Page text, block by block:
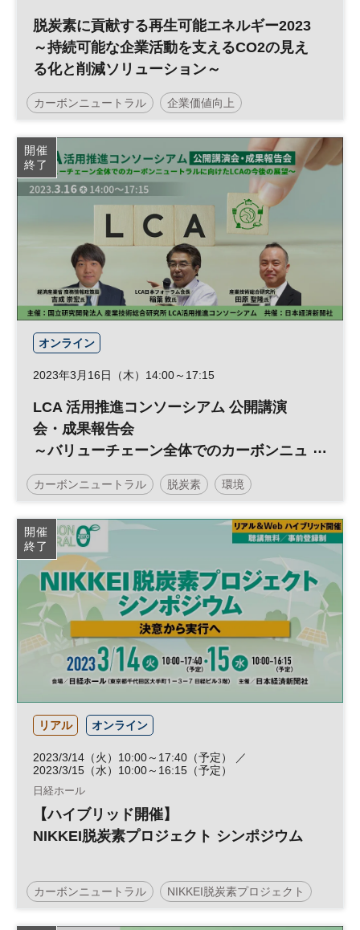
脱炭素に貢献する再生可能エネルギー2023
～持続可能な企業活動を支えるCO2の見え
る化と削減ソリューション～
カーボンニュートラル 企業価値向上
SDGs Week EXPO 社会課題 サステナビリティ
企業価値 脱炭素 サステナブル 投資 ESG
SDGs 再生可能エネルギー ESG投資
日経メッセプレミアム・カンファレンス・シリーズ
プレミアム・カンファレンス・シリーズ
開催
終了
オンライン
2023年3月16日（木）14:00～17:15
LCA 活用推進コンソーシアム 公開講演
会・成果報告会
～バリューチェーン全体でのカーボンニュ
ートラルに向けたLCAの今後の展望～
カーボンニュートラル 脱炭素 環境
開催
終了
リアル オンライン
2023/3/14（火）10:00～17:40（予定） ／
2023/3/15（水）10:00～16:15（予定）
日経ホール
【ハイブリッド開催】
NIKKEI脱炭素プロジェクト シンポジウム
カーボンニュートラル NIKKEI脱炭素プロジェクト
サステナビリティ カーボンゼロ 脱炭素